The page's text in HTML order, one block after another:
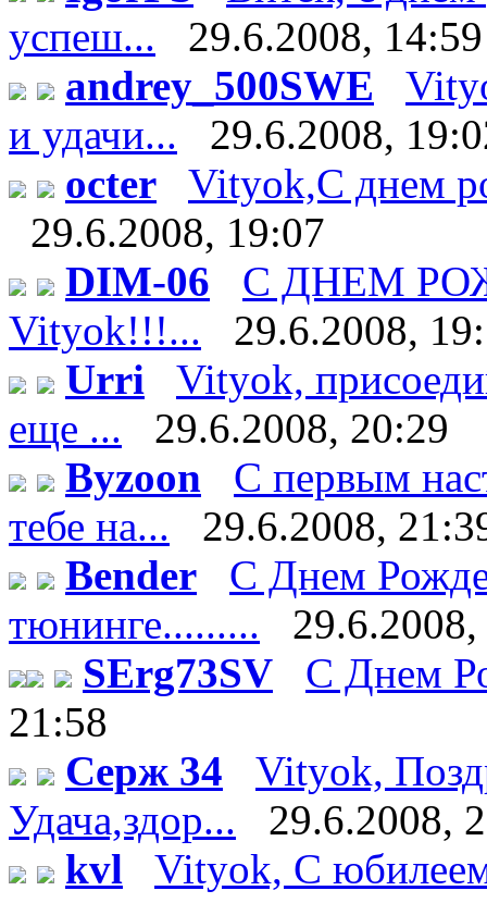
успеш...
29.6.2008, 14:59
andrey_500SWE
и удачи...
29.6.2008,
octer
Vityok,С днем
29.6.2008, 19:07
DIM-06
С ДНЕМ
Vityok!!!...
29.6.2008,
Urri
Vityok,
еще ...
29.6.2008, 20:29
Byzoon
С первым
тебе на...
29.6.2008,
Bender
С Днем
тюнинге.........
SErg73SV
С Днем
21:58
Серж 34
Vityok,
Удача,здор...
29.6.2008,
kvl
Vityok, С